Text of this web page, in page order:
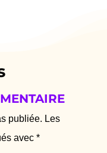
publiée. Les
avec *